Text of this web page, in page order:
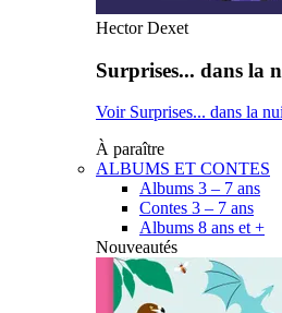
Hector Dexet
Surprises... dans la
Voir Surprises... dans la
À paraître
ALBUMS ET CONTES
Albums 3 – 7 ans
Contes 3 – 7 ans
Albums 8 ans et +
Nouveautés